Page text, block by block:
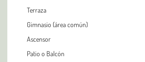
Terraza
Gimnasio (área común)
Ascensor
Patio o Balcón